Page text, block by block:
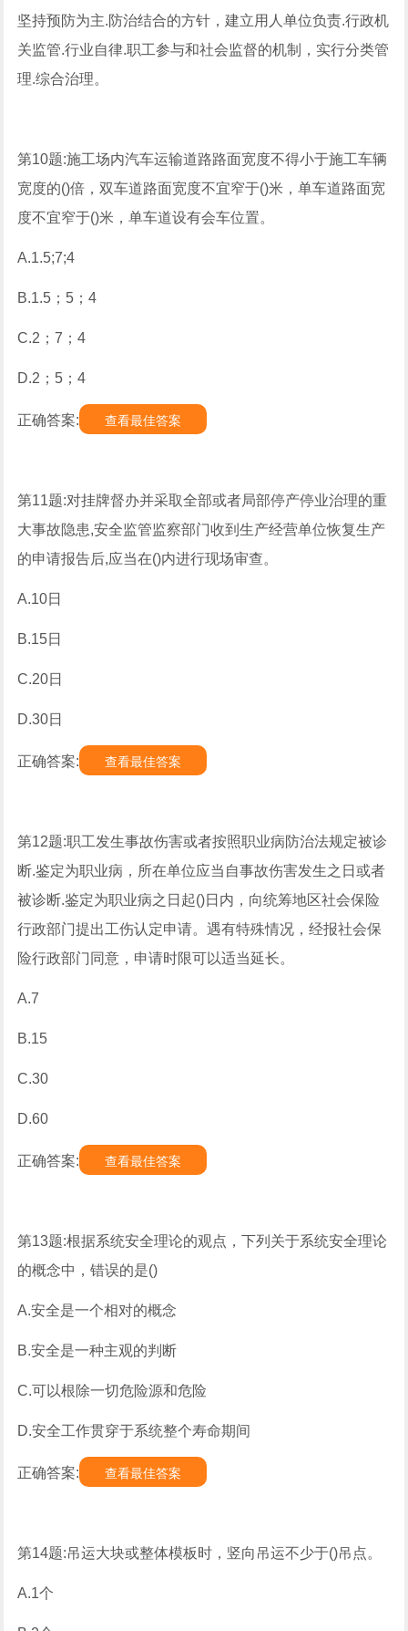
坚持预防为主.防治结合的方针，建立用人单位负责.行政机
关监管.行业自律.职工参与和社会监督的机制，实行分类管
理.综合治理。
第10题:施工场内汽车运输道路路面宽度不得小于施工车辆
宽度的()倍，双车道路面宽度不宜窄于()米，单车道路面宽
度不宜窄于()米，单车道设有会车位置。
A.1.5;7;4
B.1.5；5；4
C.2；7；4
D.2；5；4
正确答案: 查看最佳答案
第11题:对挂牌督办并采取全部或者局部停产停业治理的重
大事故隐患,安全监管监察部门收到生产经营单位恢复生产
的申请报告后,应当在()内进行现场审查。
A.10日
B.15日
C.20日
D.30日
正确答案: 查看最佳答案
第12题:职工发生事故伤害或者按照职业病防治法规定被诊
断.鉴定为职业病，所在单位应当自事故伤害发生之日或者
被诊断.鉴定为职业病之日起()日内，向统筹地区社会保险
行政部门提出工伤认定申请。遇有特殊情况，经报社会保
险行政部门同意，申请时限可以适当延长。
A.7
B.15
C.30
D.60
正确答案: 查看最佳答案
第13题:根据系统安全理论的观点，下列关于系统安全理论
的概念中，错误的是()
A.安全是一个相对的概念
B.安全是一种主观的判断
C.可以根除一切危险源和危险
D.安全工作贯穿于系统整个寿命期间
正确答案: 查看最佳答案
第14题:吊运大块或整体模板时，竖向吊运不少于()吊点。
A.1个